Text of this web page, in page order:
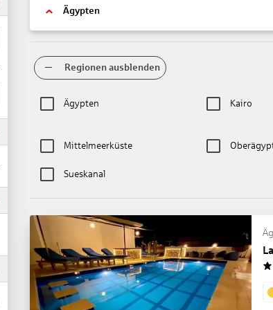
Ägypten
Regionen ausblenden
Ägypten Kairo
Mittelmeerküste
Sueskanal